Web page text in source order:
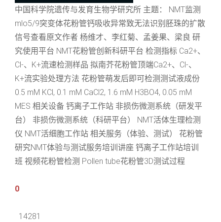
中国科学院遗传与发育生物学研究所 主题： NMT监测
mlo5/9突变体花粉管钙吸收异常致无法识别胚珠的扩散
信号查看原文作者 杨维才、李红菊、孟姜果、梁良 研
究使用平台 NMT花粉管创新科研平台 检测指标 Ca2+、
Cl-、K+流速检测样品 拟南芥花粉管顶端Ca2+、Cl-、
K+流实验处理方法 花粉管萌发后即可检测测试液成份
0.5 mM KCl, 0.1 mM CaCl2, 1.6 mM H3BO4, 0.05 mM
MES 相关设备 钙离子工作站 非损伤微测系统（研发平
台） 非损伤微测系统（科研平台） NMT活体生理检测
仪 NMT活细胞工作站 相关服务（体验、测试） 花粉管
研究NMT体验与测试服务培训讲座 钙离子工作站培训
班 视频花粉管检测 Pollen tube花粉管3D测试过程
0
14281